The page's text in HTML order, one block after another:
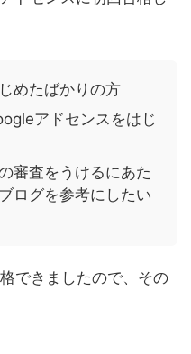
めたばかりの方
アドセンスをはじ
審査をうけるにあた
ログを参考にしたい
できましたので、その